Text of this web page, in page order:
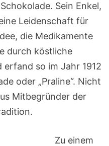
Sein Enkel,
Leidenschaft für
die Medikamente
durch köstliche
erfand so im Jahr 1912
oder „Praline“. Nicht
Mitbegründer der
Zu einem